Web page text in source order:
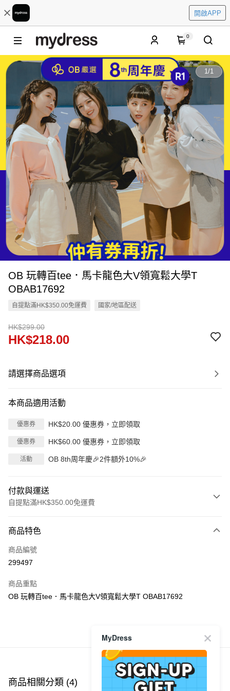
開啟APP
0
1/1
OB 玩轉百tee．馬卡龍色大V領寬鬆大學T
OBAB17692
自提點滿HK$350.00免運費 國家/地區配送
HK$299.00
HK$218.00
請選擇商品選項
本商品適用活動
優惠券 HK$20.00 優惠券，立即領取
優惠券 HK$60.00 優惠券，立即領取
活動 OB 8th周年慶🎉2件額外10%🎉
付款與運送
自提點滿HK$350.00免運費
信用卡
Apple Pay
PayMe
每筆HK$40.00，滿HK$350.00或以上免運費
付款後順豐站及營業點
商品特色
商品編號
299497
商品重點
OB 玩轉百tee．馬卡龍色大V領寬鬆大學T OBAB17692
商品推薦
商品相關分類 (4)
MyDress